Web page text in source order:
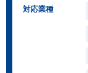
対応業種